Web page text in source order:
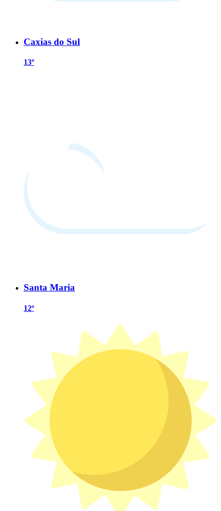
Caxias do Sul
13º
Santa Maria
12º